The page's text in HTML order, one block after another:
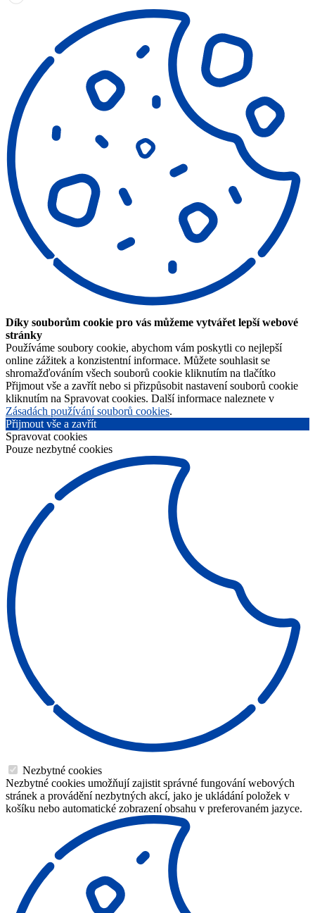
Díky souborům cookie pro vás můžeme vytvářet lepší webové
stránky
Používáme soubory cookie, abychom vám poskytli co nejlepší
online zážitek a konzistentní informace. Můžete souhlasit se
shromažďováním všech souborů cookie kliknutím na tlačítko
Přijmout vše a zavřít nebo si přizpůsobit nastavení souborů cookie
kliknutím na Spravovat cookies. Další informace naleznete v
Zásadách používání souborů cookies.
Přijmout vše a zavřít
Spravovat cookies
Pouze nezbytné cookies
Nezbytné cookies
Nezbytné cookies umožňují zajistit správné fungování webových
stránek a provádění nezbytných akcí, jako je ukládání položek v
košíku nebo automatické zobrazení obsahu v preferovaném jazyce.